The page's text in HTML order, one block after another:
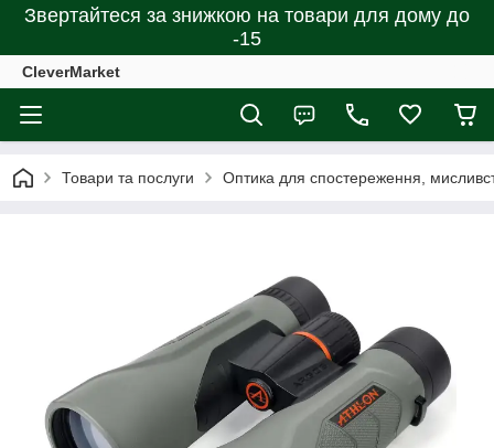
Звертайтеся за знижкою на товари для дому до
-15
CleverMarket
Товари та послуги Оптика для спостереження,